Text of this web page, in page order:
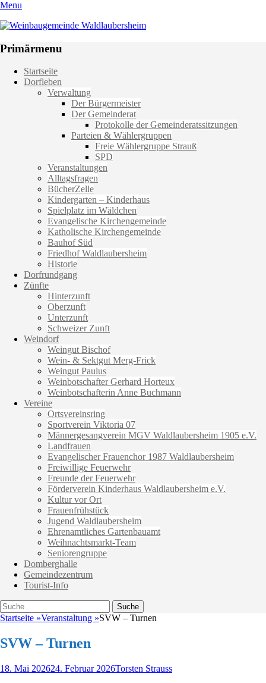
Menu
Weinbaugemeinde Waldlaubersheim
Primärmenu
Weiter
zum
Startseite
Dorfleben
Verwaltung
Der Bürgermeister
Der Gemeinderat
Protokolle der Gemeinderatssitzungen
Parteien & Wählergruppen
Freie Wählergruppe Strauß
SPD
Veranstaltungen
Alltagsfragen
BücherZelle
Kindergarten – Kinderhaus
Spielplatz im Wäldchen
Evangelische Kirchengemeinde
Katholische Kirchengemeinde
Bauhof Süd
Friedhof Waldlaubersheim
Historie
Dorfrundgang
Zünfte
Hinterzunft
Oberzunft
Unterzunft
Schweizer Zunft
Weindorf
Weingut Bischof
Wein- & Sektgut Merg-Frick
Weingut Paulus
Weinbotschafter Gerhard Horteux
Weinbotschafterin Anne Buchmann
Vereine
Ortsvereinsring
Sportverein Viktoria 07
Männergesangverein MGV Waldlaubersheim 1905 e.V.
Landfrauen
Evangelischer Frauenchor 1987 Waldlaubersheim
Freiwillige Feuerwehr
Freunde der Feuerwehr
Förderverein Kinderhaus Waldlaubersheim e.V.
Kultur vor Ort
Frauenfrühstück
Jugend Waldlaubersheim
Ehrenamtliches Gartenbauamt
Weihnachtsmarkt-Team
Seniorengruppe
Domberghalle
Gemeindezentrum
Tourist-Info
Suche
Suche
nach:
Startseite »Veranstaltung »SVW – Turnen
SVW – Turnen
Veröffentlicht
18. Mai 202624. Februar 2026Autor
Torsten Strauss